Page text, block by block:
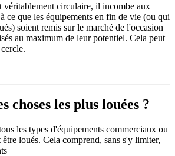
véritablement circulaire, il incombe aux
ce que les équipements en fin de vie (ou qui
soient remis sur le marché de l'occasion
au maximum de leur potentiel. Cela peut
choses les plus louées ?
les types d'équipements commerciaux ou
loués. Cela comprend, sans s'y limiter,